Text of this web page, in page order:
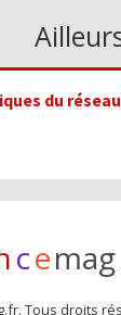
du
cemag
Tous droits